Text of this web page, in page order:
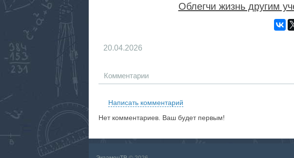
Облегчи жизнь другим
20.04.2026
Комментарии
Написать комментарий
Нет комментариев. Ваш будет первым!